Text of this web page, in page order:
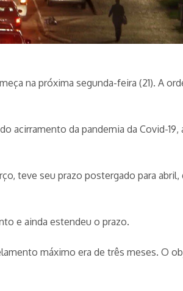
na próxima segunda-feira (21). A
da pandemia da Covid-19,
teve seu prazo postergado para
e ainda estendeu o prazo.
máximo era de três meses. O